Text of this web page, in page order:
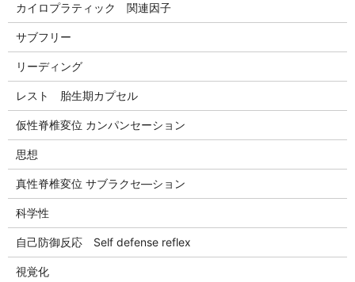
カイロプラティック 関連因子
サブフリー
リーディング
レスト 胎生期カプセル
仮性脊椎変位 カンパンセーション
思想
真性脊椎変位 サブラクセ―ション
科学性
自己防御反応 Self defense reflex
視覚化